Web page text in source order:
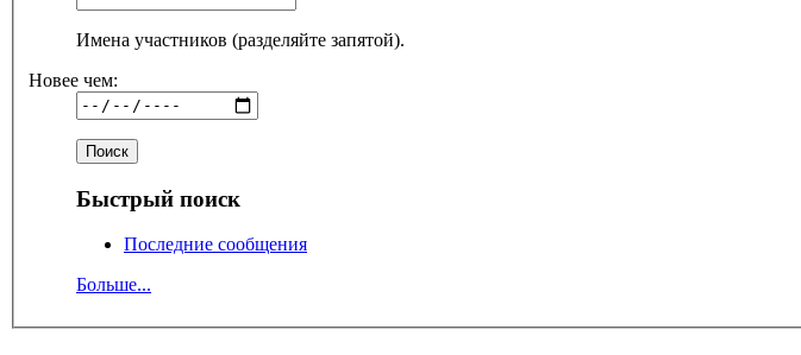
Имена участников (разделяйте запятой).
Новее чем:
Быстрый поиск
Последние сообщения
Больше...